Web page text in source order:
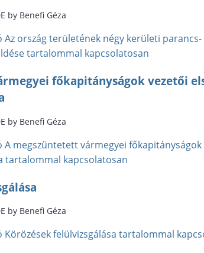
by Benefi Géza
Az ország területének négy kerületi
tartalommal kapcsolatosan
főkapitányságok vezetői
by Benefi Géza
A megszüntetett vármegyei
tartalommal kapcsolatosan
by Benefi Géza
Körözések felülvizsgálása tartalommal